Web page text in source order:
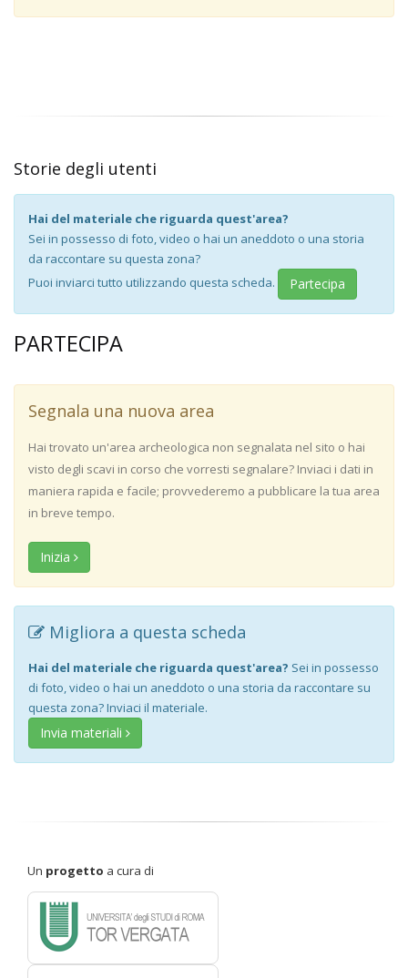
Storie degli utenti
Hai del materiale che riguarda quest'area?
Sei in possesso di foto, video o hai un aneddoto o una storia
da raccontare su questa zona?
Puoi inviarci tutto utilizzando questa scheda.
Partecipa
PARTECIPA
Segnala una nuova area
Hai trovato un'area archeologica non segnalata nel sito o hai
visto degli scavi in corso che vorresti segnalare? Inviaci i dati in
maniera rapida e facile; provvederemo a pubblicare la tua area
in breve tempo.
Inizia
Migliora a questa scheda
Hai del materiale che riguarda quest'area? Sei in possesso
di foto, video o hai un aneddoto o una storia da raccontare su
questa zona? Inviaci il materiale.
Invia materiali
Un progetto a cura di